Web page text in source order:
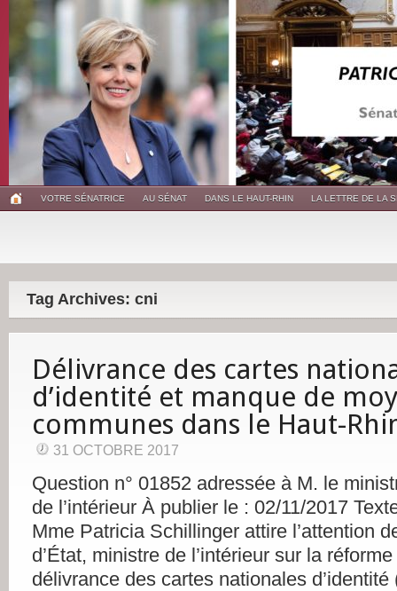
VOTRE SÉNATRICE AU SÉNAT DANS LE HAUT-RHIN LA LETTRE DE LA
Tag Archives: cni
Délivrance des cartes
d’identité et manque de
communes dans le Haut-
31 OCTOBRE 2017
Question n° 01852 adressée à M. le
de l’intérieur À publier le : 02/11/2017
Mme Patricia Schillinger attire l’attention
d’État, ministre de l’intérieur sur la
délivrance des cartes nationales